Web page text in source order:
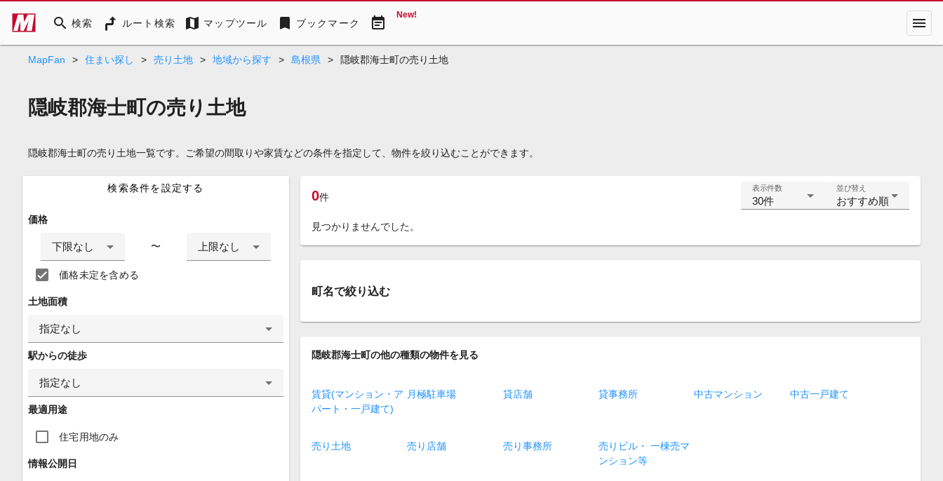
search 検索 ルート検索 map マップツール bookmark ブックマーク event_note New! menu
MapFan > 住まい探し > 売り土地 > 地域から探す > 島根県 > 隠岐郡海士町の売り土地
隠岐郡海士町の売り土地
隠岐郡海士町の売り土地一覧です。ご希望の間取りや家賃などの条件を指定して、物件を絞り込むことができます。
検索条件を設定する
価格
下限なし 〜 上限なし
価格未定を含める
土地面積
指定なし
駅からの徒歩
指定なし
最適用途
住宅用地のみ
情報公開日
0件
表示件数
30件
並び替え
おすすめ順
見つかりませんでした。
町名で絞り込む
隠岐郡海士町の他の種類の物件を見る
賃貸(マンション・ア
パート・一戸建て)
月極駐車場 貸店舗 貸事務所 中古マンション 中古一戸建て
売り土地 売り店舗 売り事務所
売りビル・ 一棟売マ
ンション等